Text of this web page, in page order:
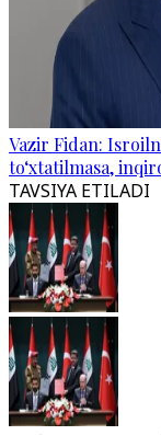
Vazir Fidan:
to‘xtatilmasa,
TAVSIYA ETILADI